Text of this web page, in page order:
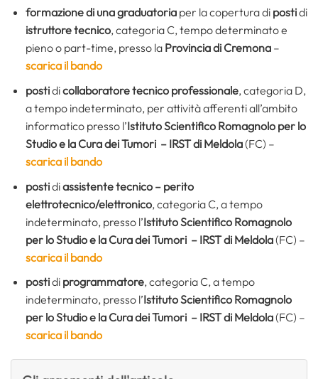
formazione di una graduatoriaper la copertura di postidi
istruttore tecnico, categoria C, tempo determinato e
pieno o part-time, presso la Provincia di Cremona–
scarica il bando
postidicollaboratore tecnico professionale, categoria D,
a tempo indeterminato, per attività afferenti all’ambito
informatico presso l’Istituto Scientifico Romagnolo per lo
Studio e la Cura dei Tumori – IRST di Meldola(FC) –
scarica il bando
postidiassistente tecnico – perito
elettrotecnico/elettronico, categoria C, a tempo
indeterminato, presso l’Istituto Scientifico Romagnolo
per lo Studio e la Cura dei Tumori – IRST di Meldola(FC) –
scarica il bando
postidi programmatore, categoria C, a tempo
indeterminato, presso l’Istituto Scientifico Romagnolo
per lo Studio e la Cura dei Tumori – IRST di Meldola(FC) –
scarica il bando